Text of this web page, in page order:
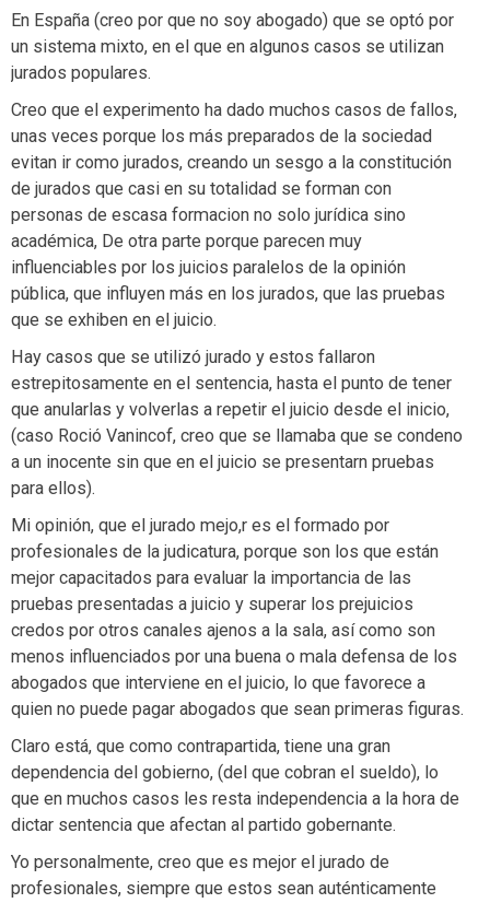
En España (creo por que no soy abogado) que se optó por
un sistema mixto, en el que en algunos casos se utilizan
jurados populares.
Creo que el experimento ha dado muchos casos de fallos,
unas veces porque los más preparados de la sociedad
evitan ir como jurados, creando un sesgo a la constitución
de jurados que casi en su totalidad se forman con
personas de escasa formacion no solo jurídica sino
académica, De otra parte porque parecen muy
influenciables por los juicios paralelos de la opinión
pública, que influyen más en los jurados, que las pruebas
que se exhiben en el juicio.
Hay casos que se utilizó jurado y estos fallaron
estrepitosamente en el sentencia, hasta el punto de tener
que anularlas y volverlas a repetir el juicio desde el inicio,
(caso Roció Vanincof, creo que se llamaba que se condeno
a un inocente sin que en el juicio se presentarn pruebas
para ellos).
Mi opinión, que el jurado mejo,r es el formado por
profesionales de la judicatura, porque son los que están
mejor capacitados para evaluar la importancia de las
pruebas presentadas a juicio y superar los prejuicios
credos por otros canales ajenos a la sala, así como son
menos influenciados por una buena o mala defensa de los
abogados que interviene en el juicio, lo que favorece a
quien no puede pagar abogados que sean primeras figuras.
Claro está, que como contrapartida, tiene una gran
dependencia del gobierno, (del que cobran el sueldo), lo
que en muchos casos les resta independencia a la hora de
dictar sentencia que afectan al partido gobernante.
Yo personalmente, creo que es mejor el jurado de
profesionales, siempre que estos sean auténticamente